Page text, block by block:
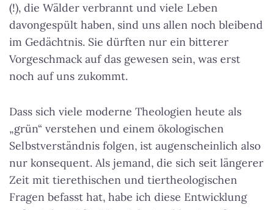
(!), die Wälder verbrannt und viele Leben
davongespült haben, sind uns allen noch bleibend
im Gedächtnis. Sie dürften nur ein bitterer
Vorgeschmack auf das gewesen sein, was erst
noch auf uns zukommt.
Dass sich viele moderne Theologien heute als
„grün“ verstehen und einem ökologischen
Selbstverständnis folgen, ist augenscheinlich also
nur konsequent. Als jemand, die sich seit längerer
Zeit mit tierethischen und tiertheologischen
Fragen befasst hat, habe ich diese Entwicklung